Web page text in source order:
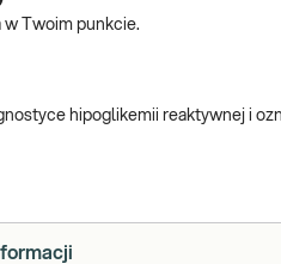
w Twoim punkcie.
hipoglikemii reaktywnej i